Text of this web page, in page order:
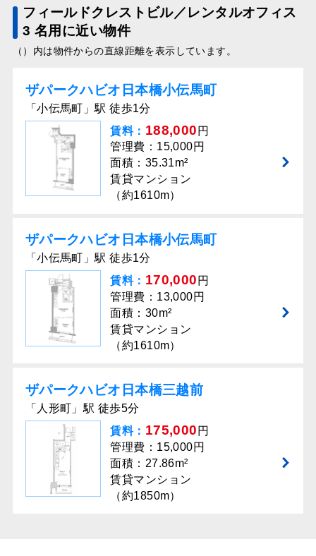
フィールドクレストビル／レンタルオフィス
3 名用に近い物件
（）内は物件からの直線距離を表示しています。
ザパークハビオ日本橋小伝馬町
「小伝馬町」駅 徒歩1分
賃料： 188,000 円
管理費：15,000円
面積：35.31m²
賃貸マンション
（約1610m）
ザパークハビオ日本橋小伝馬町
「小伝馬町」駅 徒歩1分
賃料： 170,000 円
管理費：13,000円
面積：30m²
賃貸マンション
（約1610m）
ザパークハビオ日本橋三越前
「人形町」駅 徒歩5分
賃料： 175,000 円
管理費：15,000円
面積：27.86m²
賃貸マンション
（約1850m）